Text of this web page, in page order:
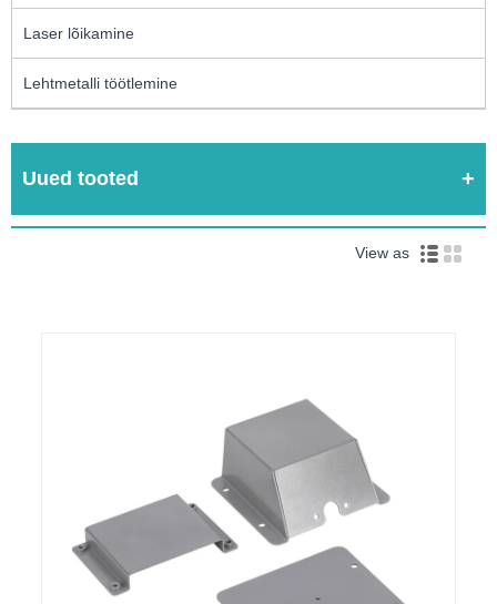
Laser lõikamine
Lehtmetalli töötlemine
Uued tooted
View as